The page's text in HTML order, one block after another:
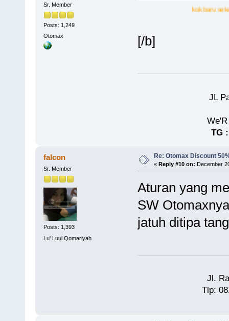
Sr. Member
Posts: 1,249
Otomax
kok baru sekarg ada
[/b]
JL
TG
falcon
Sr. Member
Posts: 1,393
Lu' Luul Qomariyah
Re: Otomax Discount
« Reply #10 on: December
Aturan yang
SW
jatuh ditipa
Jl.
Tlp: